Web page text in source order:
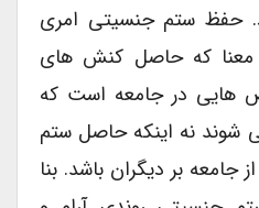
حفظ ستم جنسیتی امری
معنا که حاصل کنش های
هایی در جامعه است که
نه اینکه حاصل ستم
بر دیگران باشد. بنا